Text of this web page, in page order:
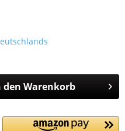
den Warenkorb